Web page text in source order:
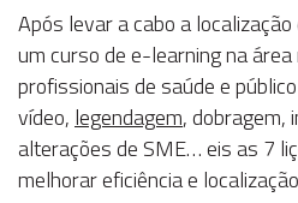
Após levar a cabo a
um curso de e-learning na
profissionais de saúde e
vídeo, legendagem, dobragem,
alterações de SME… eis as 7
melhorar eficiência e